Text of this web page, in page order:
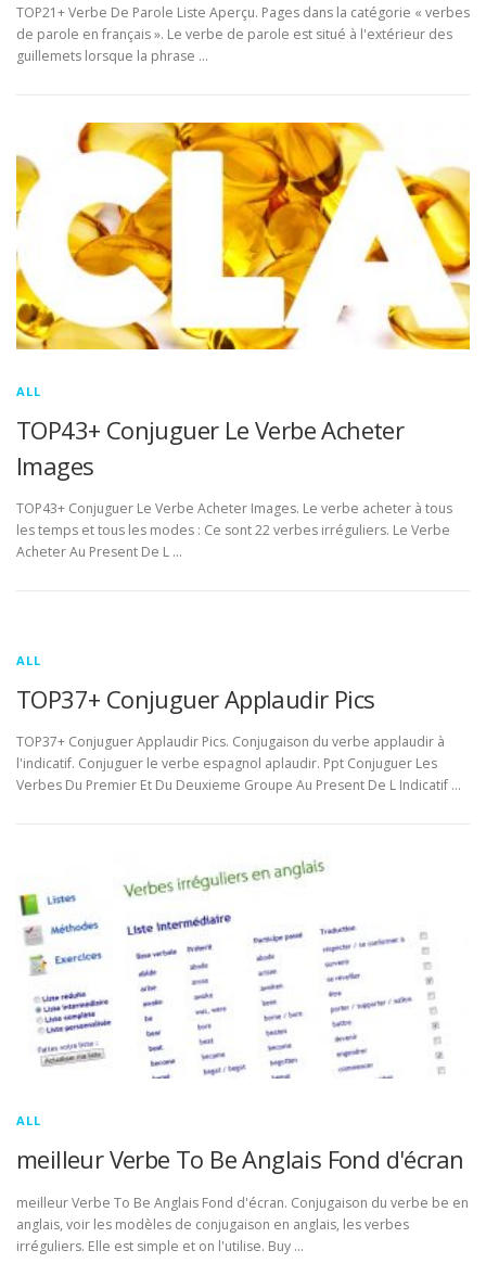
TOP21+ Verbe De Parole Liste Aperçu. Pages dans la catégorie « verbes
de parole en français ». Le verbe de parole est situé à l'extérieur des
guillemets lorsque la phrase …
ALL
TOP43+ Conjuguer Le Verbe Acheter
Images
TOP43+ Conjuguer Le Verbe Acheter Images. Le verbe acheter à tous
les temps et tous les modes : Ce sont 22 verbes irréguliers. Le Verbe
Acheter Au Present De L …
ALL
TOP37+ Conjuguer Applaudir Pics
TOP37+ Conjuguer Applaudir Pics. Conjugaison du verbe applaudir à
l'indicatif. Conjuguer le verbe espagnol aplaudir. Ppt Conjuguer Les
Verbes Du Premier Et Du Deuxieme Groupe Au Present De L Indicatif …
ALL
meilleur Verbe To Be Anglais Fond d'écran
meilleur Verbe To Be Anglais Fond d'écran. Conjugaison du verbe be en
anglais, voir les modèles de conjugaison en anglais, les verbes
irréguliers. Elle est simple et on l'utilise. Buy …